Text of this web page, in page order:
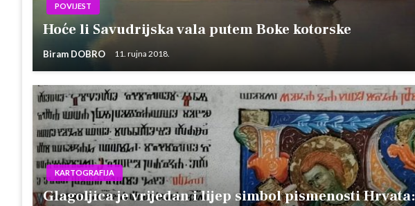
POVIJEST
Hoće li Savudrijska vala putem Boke kotorske
Biram DOBRO 11. rujna 2018.
KARTOGRAFIJA
Glagoljica je vrijedan i lijep simbol pismenosti Hrvata: